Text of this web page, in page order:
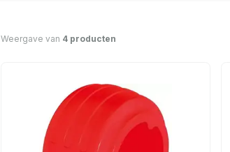
Weergave van 4 producten